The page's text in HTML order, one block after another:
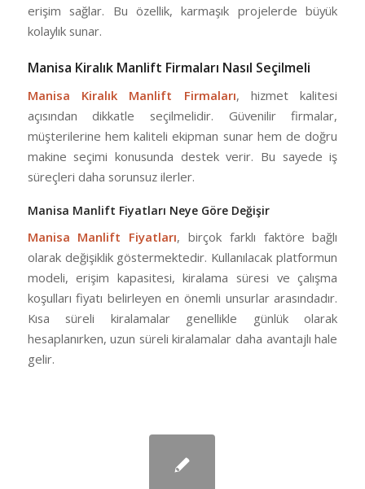
erişim sağlar. Bu özellik, karmaşık projelerde büyük
kolaylık sunar.
Manisa Kiralık Manlift Firmaları Nasıl Seçilmeli
Manisa Kiralık Manlift Firmaları, hizmet kalitesi
açısından dikkatle seçilmelidir. Güvenilir firmalar,
müşterilerine hem kaliteli ekipman sunar hem de doğru
makine seçimi konusunda destek verir. Bu sayede iş
süreçleri daha sorunsuz ilerler.
Manisa Manlift Fiyatları Neye Göre Değişir
Manisa Manlift Fiyatları, birçok farklı faktöre bağlı
olarak değişiklik göstermektedir. Kullanılacak platformun
modeli, erişim kapasitesi, kiralama süresi ve çalışma
koşulları fiyatı belirleyen en önemli unsurlar arasındadır.
Kısa süreli kiralamalar genellikle günlük olarak
hesaplanırken, uzun süreli kiralamalar daha avantajlı hale
gelir.